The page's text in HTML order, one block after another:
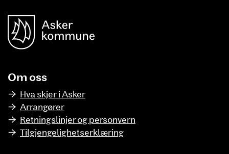
Om oss
Hva skjer i Asker
Arrangører
Retningslinjer og personvern
Tilgjengelighetserklæring